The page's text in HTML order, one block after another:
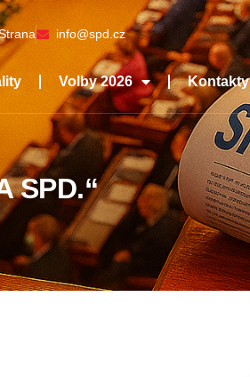
info@spd.cz
Volby 2026 Kontakty
SPD.“